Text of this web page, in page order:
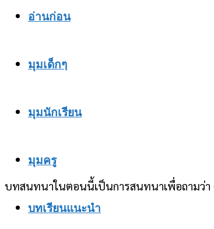
อ่านก่อน
มุมเด็กๆ
มุมนักเรียน
มุมครู
บทเรียนแนะนำ
บทสนทนาในตอนนี้เป็นการสนทนาเพื่อถามว่า